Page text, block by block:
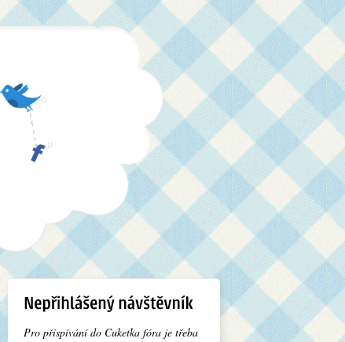
Pro přispívání do Cuketka fóra je třeba